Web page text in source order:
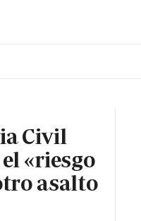
Civil
«riesgo
asalto